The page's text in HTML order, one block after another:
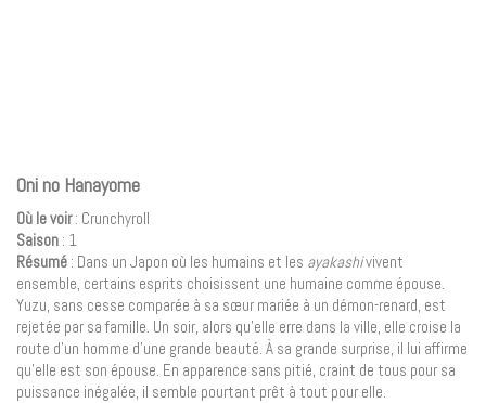
Oni no Hanayome
Où le voir: Crunchyroll
Saison : 1
Résumé : Dans un Japon où les humains et les ayakashivivent
ensemble, certains esprits choisissent une humaine comme épouse.
Yuzu, sans cesse comparée à sa sœur mariée à un démon-renard, est
rejetée par sa famille. Un soir, alors qu’elle erre dans la ville, elle croise la
route d’un homme d’une grande beauté. À sa grande surprise, il lui affirme
qu’elle est son épouse. En apparence sans pitié, craint de tous pour sa
puissance inégalée, il semble pourtant prêt à tout pour elle.